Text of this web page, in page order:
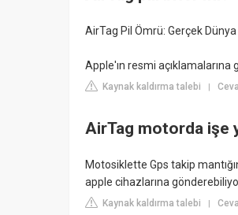
AirTag Pil Ömrü: Gerçek
Apple'ın resmi açıklamalarına
Kaynak kaldırma talebi |
AirTag motorda işe
Motosiklette Gps takip
apple cihazlarına
Kaynak kaldırma talebi |